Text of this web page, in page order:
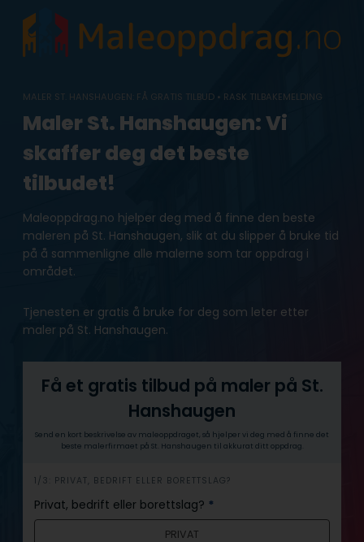
content
MALER ST. HANSHAUGEN: FÅ GRATIS TILBUD • RASK TILBAKEMELDING
Maler St. Hanshaugen: Vi
skaffer deg det beste
tilbudet!
Maleoppdrag.no hjelper deg med å finne den beste
maleren på St. Hanshaugen, slik at du slipper å bruke tid
på å sammenligne alle malerne som tar oppdrag i
området.
Tjenesten er gratis å bruke for deg som leter etter
maler på St. Hanshaugen.
Få et gratis tilbud på maler på St.
Hanshaugen
Send en kort beskrivelse av maleoppdraget, så hjelper vi deg med å finne det
beste malerfirmaet på St. Hanshaugen til akkurat ditt oppdrag.
h
e
r
1/3: PRIVAT, BEDRIFT ELLER BORETTSLAG?
Privat, bedrift eller borettslag? *
PRIVAT